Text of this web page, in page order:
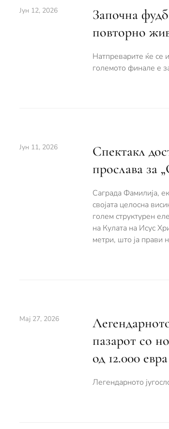
Јун 12, 2026
Започна
повторно
Натпреварите ќе се
големото финале е
Јун 11, 2026
Спектакл
прослава за
Саграда Фамилија,
својата целосна
голем структурен
на Кулата на Исус
метри, што ја прави
Мај 27, 2026
пазарот со
од 12.000 евра
Легендарното